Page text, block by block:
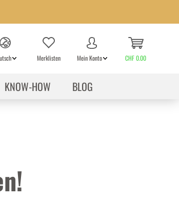
Merklisten Mein Konto CHF 0.00
KNOW-HOW BLOG